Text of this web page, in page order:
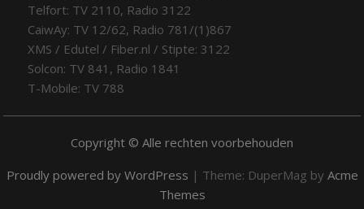
Telfort: TV 2110, Radio 3122
CaiwAy: TV 12/62, Radio 781/(1)867
XMS / Edutel / Fiber.nl / Stipte: 3122
Solcon: TV 841, Radio 1841
T-Mobile: TV 788
Copyright © Alle rechten voorbehouden
Proudly powered by WordPress | Theme: DuperMag by Acme
Themes